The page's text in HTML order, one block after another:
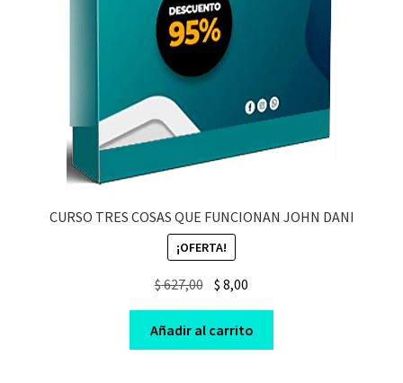
CURSO TRES COSAS QUE FUNCIONAN JOHN DANI
¡OFERTA!
$627,00 Original
was:
$ 627,00.
$ 8,00
is:
$ 8,00.
Añadir al carrito